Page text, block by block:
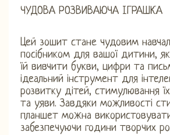
ЧУДОВА РОЗВИВАЮЧА ІГРАШКА
Цей зошит стане чудовим
посібником для вашої дитини,
їй вивчити букви, цифри та
ідеальний інструмент для
розвитку дітей, стимулювання
та уяви. Завдяки можливості
планшет можна
забезпечуючи години творчих